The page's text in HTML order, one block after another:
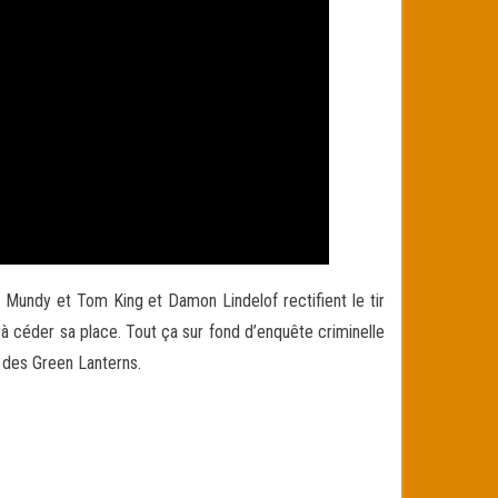
Mundy et Tom King et Damon Lindelof rectifient le tir
céder sa place. Tout ça sur fond d’enquête criminelle
Green Lanterns.